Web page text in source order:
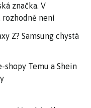
značka. V
není
Z? Samsung chystá
shopy Temu a Shein